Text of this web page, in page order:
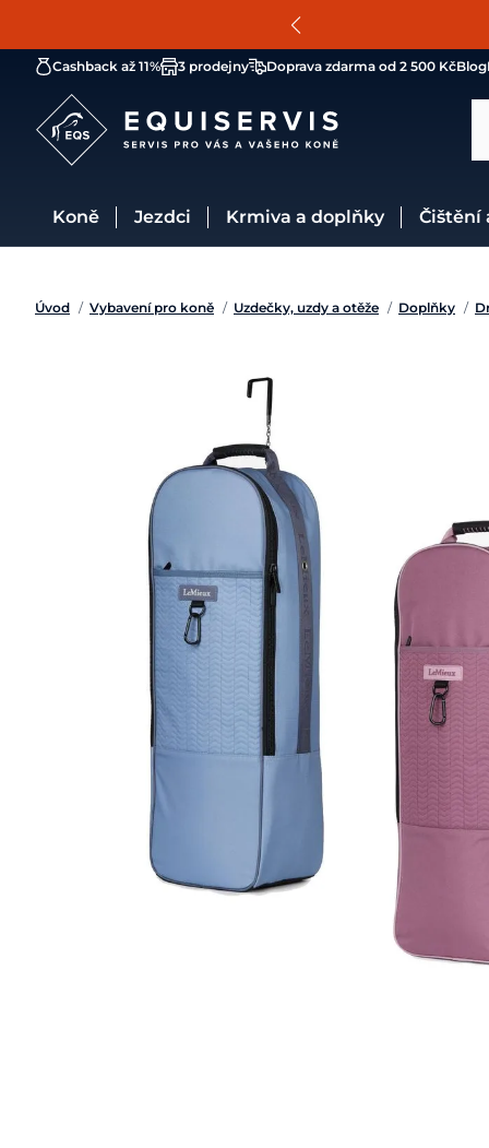
Cashback až 11% 3 prodejny Doprava zdarma od 2 500 KčBlog
Koně Jezdci Krmiva a doplňky
Úvod / Vybavení pro koně / Uzdečky, uzdy a otěže / Doplňky /